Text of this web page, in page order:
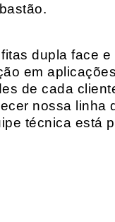
dupla face
em
de cada
nossa linha
técnica está